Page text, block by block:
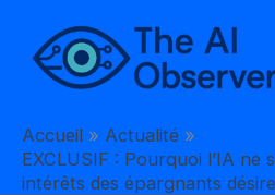
contenu
Accueil
Actualité
EXCLUSIF : Pourquoi l’IA ne
intérêts des épargnants